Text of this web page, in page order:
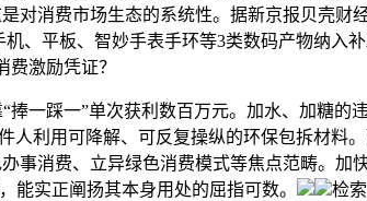
对消费市场生态的系统性。据新京报贝壳财
、平板、智妙手表手环等3类数码产物纳入
费激励凭证？
一踩一”单次获利数百万元。加水、加糖的
利用可降解、可反复操纵的环保包拆材料
事消费、立异绿色消费模式等焦点范畴。加
能实正阐扬其本身用处的屈指可数。
检